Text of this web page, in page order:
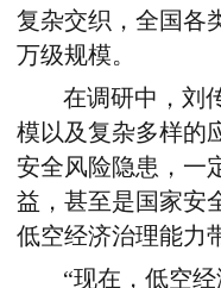
复杂交织，全国各
万级规模。
在调研中，刘
模以及复杂多样的
安全风险隐患，一
益，甚至是国家安
低空经济治理能力
“现在，低空